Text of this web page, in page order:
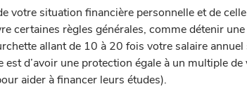
votre situation financière personnelle et de
certaines règles générales, comme détenir
allant de 10 à 20 fois votre salaire annuel
est d’avoir une protection égale à un multiple
aider à financer leurs études).